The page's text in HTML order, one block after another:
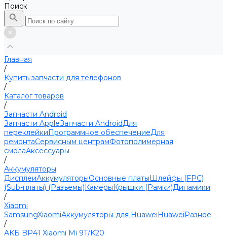
Поиск
Главная
/
Купить запчасти для телефонов
/
Каталог товаров
/
Запчасти Android
Запчасти AppleЗапчасти AndroidДля
переклейкиПрограммное обеспечениеДля
ремонтаСервисным центрамФотополимерная
смолаАксессуары
/
Аккумуляторы
ДисплеиАккумуляторыОсновные платыШлейфы (FPC)
(Sub-платы) (Разъемы)КамерыКрышки (Рамки)Динамики
/
Xiaomi
SamsungXiaomiАккумуляторы для HuaweiHuaweiРазное
/
АКБ BP41 Xiaomi Mi 9T/K20